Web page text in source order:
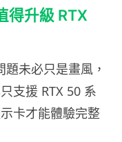
得升級 RTX
未必只是畫風，
支援 RTX 50 系
卡才能體驗完整